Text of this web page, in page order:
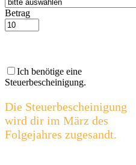
Betrag
Ich benötige eine
Steuerbescheinigung.
Die Steuerbescheinigung
wird dir im März des
Folgejahres zugesandt.